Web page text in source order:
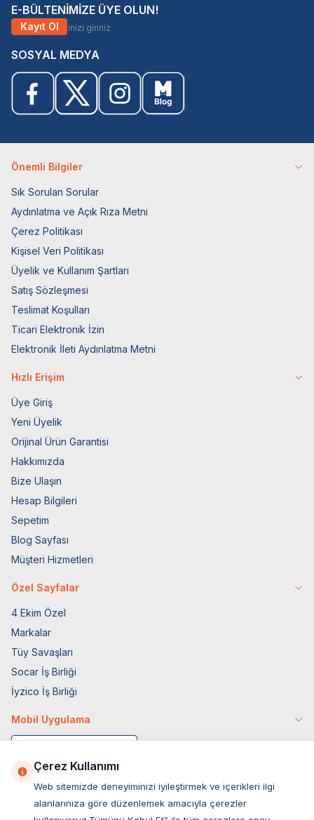
E-BÜLTENİMİZE ÜYE OLUN!
Kayıt Ol
SOSYAL MEDYA
Önemli Bilgiler
Sık Sorulan Sorular
Aydınlatma ve Açık Rıza Metni
Çerez Politikası
Kişisel Veri Politikası
Üyelik ve Kullanım Şartları
Satış Sözleşmesi
Teslimat Koşulları
Ticari Elektronik İzin
Elektronik İleti Aydınlatma Metni
Hızlı Erişim
Üye Giriş
Yeni Üyelik
Orijinal Ürün Garantisi
Hakkımızda
Bize Ulaşın
Hesap Bilgileri
Sepetim
Blog Sayfası
Müşteri Hizmetleri
Özel Sayfalar
4 Ekim Özel
Markalar
Tüy Savaşları
Socar İş Birliği
İyzico İş Birliği
Mobil Uygulama
Çerez Kullanımı
Web sitemizde deneyiminizi iyileştirmek ve içerikleri ilgi
alanlarınıza göre düzenlemek amacıyla çerezler